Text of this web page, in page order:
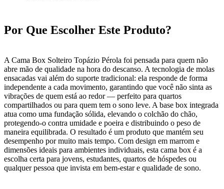
Por Que Escolher Este Produto?
A Cama Box Solteiro Topázio Pérola foi pensada para quem não
abre mão de qualidade na hora do descanso. A tecnologia de molas
ensacadas vai além do suporte tradicional: ela responde de forma
independente a cada movimento, garantindo que você não sinta as
vibrações de quem está ao redor — perfeito para quartos
compartilhados ou para quem tem o sono leve. A base box integrada
atua como uma fundação sólida, elevando o colchão do chão,
protegendo-o contra umidade e poeira e distribuindo o peso de
maneira equilibrada. O resultado é um produto que mantém seu
desempenho por muito mais tempo. Com design em marrom e
dimensões ideais para ambientes individuais, esta cama box é a
escolha certa para jovens, estudantes, quartos de hóspedes ou
qualquer pessoa que invista em bem-estar e qualidade de sono.